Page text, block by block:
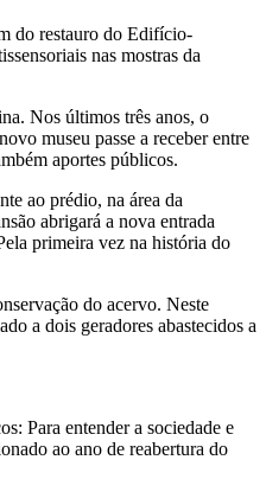
do restauro do Edifício-
nas mostras da
Nos últimos três anos, o
museu passe a receber entre
aportes públicos.
ao prédio, na área da
abrigará a nova entrada
primeira vez na história do
do acervo. Neste
a dois geradores abastecidos a
Para entender a sociedade e
ao ano de reabertura do